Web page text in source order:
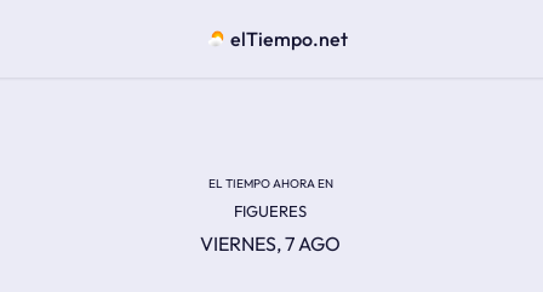
elTiempo.net
EL TIEMPO AHORA EN
FIGUERES
VIERNES, 7 AGO